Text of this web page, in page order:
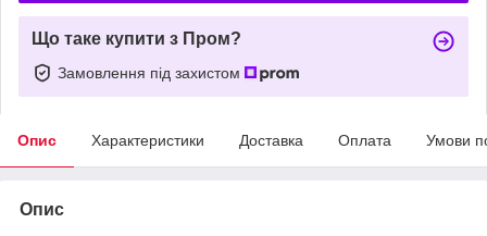
Що таке купити з Пром?
Замовлення під захистом
Опис Характеристики Доставка Оплата Умови
Опис